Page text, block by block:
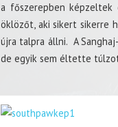
a főszerepben képzeltek
öklözőt, aki sikert sikerre
újra talpra állni. A
de egyik sem éltette